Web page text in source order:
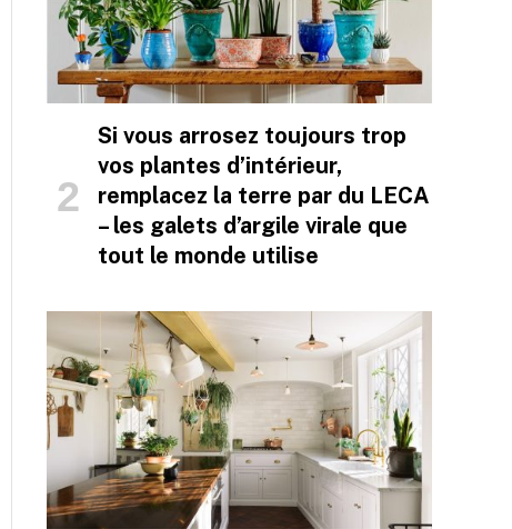
Si vous arrosez toujours trop
vos plantes d’intérieur,
remplacez la terre par du LECA
– les galets d’argile virale que
tout le monde utilise